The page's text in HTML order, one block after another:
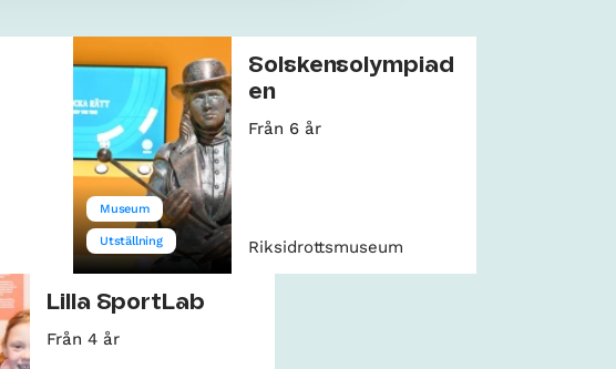
Museum
Utställning
Solskensolympiad
en
Från 6 år
Riksidrottsmuseum
Lilla SportLab
Från 4 år